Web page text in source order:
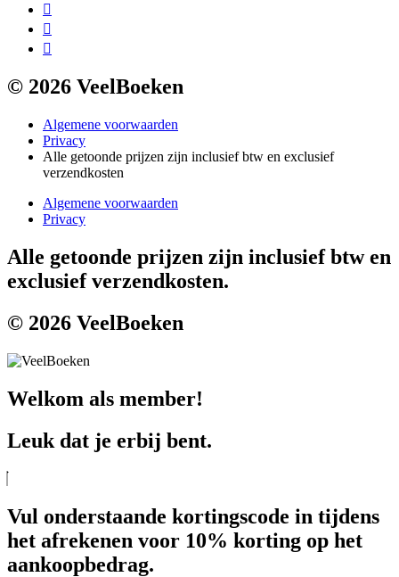
© 2026 VeelBoeken
Algemene voorwaarden
Privacy
Alle getoonde prijzen zijn inclusief btw en exclusief
verzendkosten
Algemene voorwaarden
Privacy
Alle getoonde prijzen zijn inclusief btw en
exclusief verzendkosten.
© 2026 VeelBoeken
Welkom als member!
Leuk dat je erbij bent.
Vul onderstaande kortingscode in tijdens
het afrekenen voor 10% korting op het
aankoopbedrag.